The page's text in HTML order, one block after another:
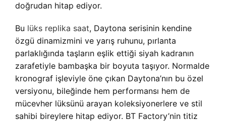
doğrudan hitap ediyor.
Bu lüks replika saat, Daytona serisinin kendine
özgü dinamizmini ve yarış ruhunu, pırlanta
parlaklığında taşların eşlik ettiği siyah kadranın
zarafetiyle bambaşka bir boyuta taşıyor. Normalde
kronograf işleviyle öne çıkan Daytona’nın bu özel
versiyonu, bileğinde hem performansı hem de
mücevher lüksünü arayan koleksiyonerlere ve stil
sahibi bireylere hitap ediyor. BT Factory’nin titiz